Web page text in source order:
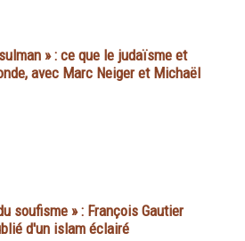
» : ce que le judaïsme et
avec Marc Neiger et Michaël
soufisme » : François Gautier
d'un islam éclairé